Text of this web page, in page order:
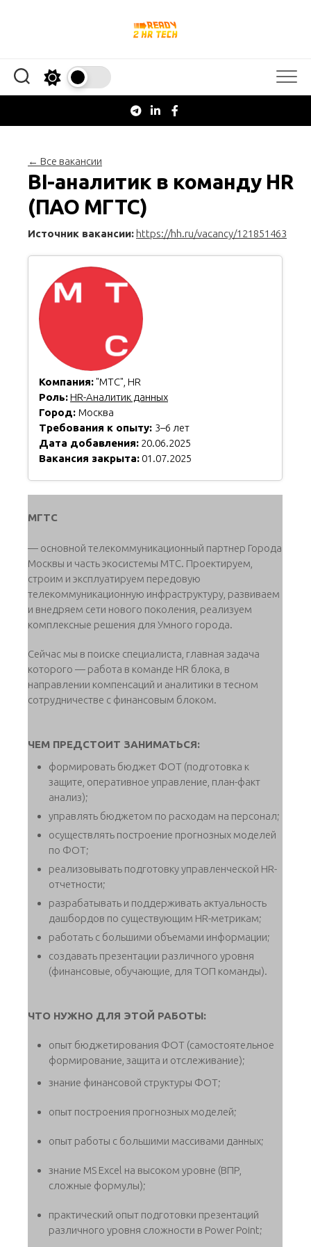
← Все вакансии
BI-аналитик в команду HR
(ПАО МГТС)
Источник вакансии: https://hh.ru/vacancy/121851463
Компания:"МТС", HR
Роль:HR-Аналитик данных
Город: Москва
Требования к опыту: 3–6 лет
Дата добавления: 20.06.2025
Вакансия закрыта: 01.07.2025
МГТС
— основной телекоммуникационный партнер Города
Москвы и часть экосистемы МТС. Проектируем,
строим и эксплуатируем передовую
телекоммуникационную инфраструктуру, развиваем
и внедряем сети нового поколения, реализуем
комплексные решения для Умного города.
Сейчас мы в поиске специалиста, главная задача
которого — работа в команде HR блока, в
направлении компенсаций и аналитики в тесном
сотрудничестве с финансовым блоком.
ЧЕМ ПРЕДСТОИТ ЗАНИМАТЬСЯ:
формировать бюджет ФОТ (подготовка к
защите, оперативное управление, план-факт
анализ);
управлять бюджетом по расходам на персонал;
осуществлять построение прогнозных моделей
по ФОТ;
реализовывать подготовку управленческой HR-
отчетности;
разрабатывать и поддерживать актуальность
дашбордов по существующим HR-метрикам;
работать с большими объемами информации;
создавать презентации различного уровня
(финансовые, обучающие, для ТОП команды).
ЧТО НУЖНО ДЛЯ ЭТОЙ РАБОТЫ:
опыт бюджетирования ФОТ (самостоятельное
формирование, защита и отслеживание);
знание финансовой структуры ФОТ;
опыт построения прогнозных моделей;
опыт работы с большими массивами данных;
знание MS Excel на высоком уровне (ВПР,
сложные формулы);
практический опыт подготовки презентаций
различного уровня сложности в Power Point;